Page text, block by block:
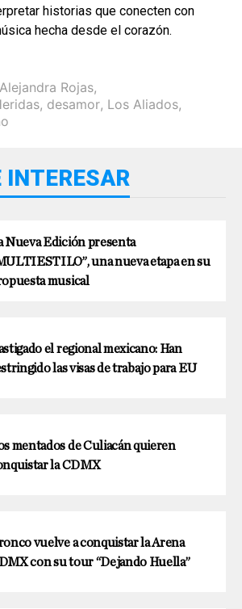
historias que conecten con
hecha desde el corazón.
Alejandra Rojas,
, desamor, Los Aliados,
INTERESAR
Nueva Edición presenta
una nueva etapa en su
musical
el regional mexicano: Han
las visas de trabajo para EU
mentados de Culiacán quieren
la CDMX
vuelve a conquistar la Arena
con su tour “Dejando Huella”